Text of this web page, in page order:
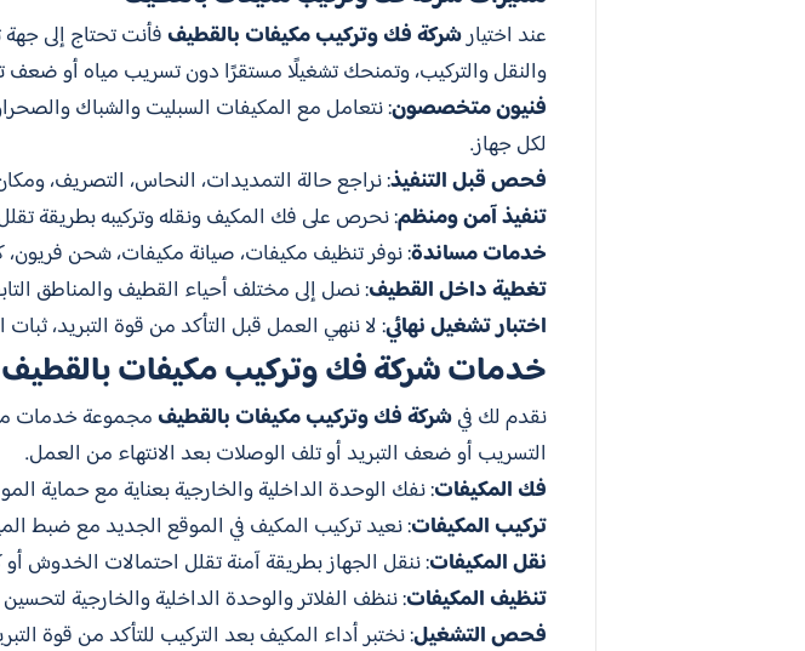
عند اختيارشركة فك وتركيب مكيفات بالقطيف فأنت تحتاج إلى
والنقل والتركيب، وتمنحك تشغيلًا مستقرًا دون تسريب مياه أو ضعف
فنيون متخصصون: نتعامل مع المكيفات السبليت والشباك
لكل جهاز.
فحص قبل التنفيذ: نراجع حالة التمديدات، النحاس، التصريف،
تنفيذ آمن ومنظم: نحرص على فك المكيف ونقله وتركيبه بطريقة
خدمات مساندة: نوفر تنظيف مكيفات، صيانة مكيفات، شحن
تغطية داخل القطيف: نصل إلى مختلف أحياء القطيف والمناطق
اختبار تشغيل نهائي: لا ننهي العمل قبل التأكد من قوة التبريد،
خدمات شركة فك وتركيب مكيفات بالقطيف
نقدم لك فيشركة فك وتركيب مكيفات بالقطيف مجموعة خدمات
التسريب أو ضعف التبريد أو تلف الوصلات بعد الانتهاء من العمل.
فك المكيفات: نفك الوحدة الداخلية والخارجية بعناية مع حماية
تركيب المكيفات: نعيد تركيب المكيف في الموقع الجديد مع ضبط
نقل المكيفات: ننقل الجهاز بطريقة آمنة تقلل احتمالات الخدوش أو
تنظيف المكيفات: ننظف الفلاتر والوحدة الداخلية والخارجية
فحص التشغيل: نختبر أداء المكيف بعد التركيب للتأكد من قوة